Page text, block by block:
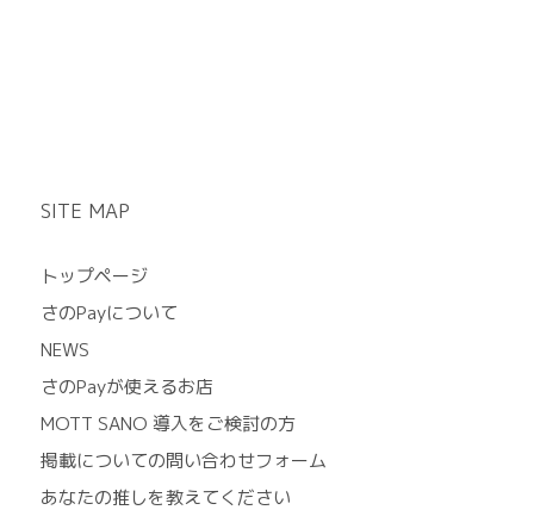
SITE MAP
トップページ
さのPayについて
NEWS
さのPayが使えるお店
MOTT SANO 導入をご検討の方
掲載についての問い合わせフォーム
あなたの推しを教えてください